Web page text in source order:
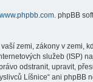
www.phpbb.com . phpBB
zemi, zákony v zemi,
služeb (ISP)
odstranit, upravit,
Líšnice“ ani phpBB